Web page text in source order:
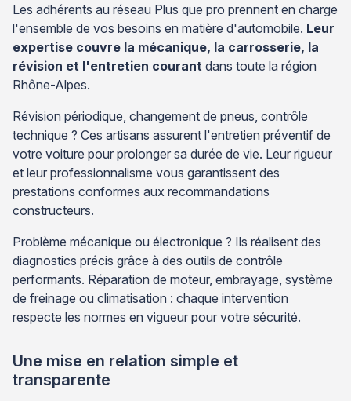
Les adhérents au réseau Plus que pro prennent en charge
l'ensemble de vos besoins en matière d'automobile. Leur
expertise couvre la mécanique, la carrosserie, la
révision et l'entretien courant dans toute la région
Rhône-Alpes.
Révision périodique, changement de pneus, contrôle
technique ? Ces artisans assurent l'entretien préventif de
votre voiture pour prolonger sa durée de vie. Leur rigueur
et leur professionnalisme vous garantissent des
prestations conformes aux recommandations
constructeurs.
Problème mécanique ou électronique ? Ils réalisent des
diagnostics précis grâce à des outils de contrôle
performants. Réparation de moteur, embrayage, système
de freinage ou climatisation : chaque intervention
respecte les normes en vigueur pour votre sécurité.
Une mise en relation simple et
transparente